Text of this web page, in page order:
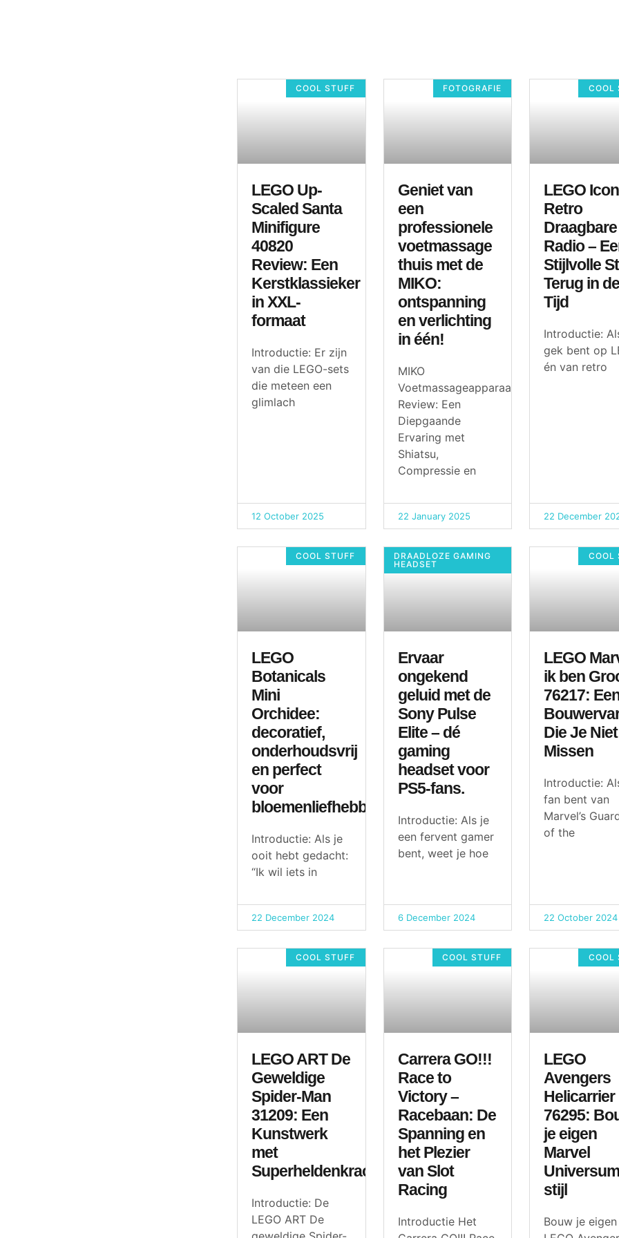
COOL STUFF
LEGO Up-
Scaled Santa
Minifigure
40820
Review: Een
Kerstklassieker
in XXL-
formaat
Introductie: Er zijn
van die LEGO-sets
die meteen een
glimlach
12 October 2025
FOTOGRAFIE
Geniet van
een
professionele
voetmassage
thuis met de
MIKO:
ontspanning
en verlichting
in één!
MIKO
Voetmassageapparaat
Review: Een
Diepgaande
Ervaring met
Shiatsu,
Compressie en
22 January 2025
COOL
LEGO
Retro
Draagbare
Radio –
Stijlvolle
Terug in de
Tijd
Introductie:
gek bent op
én van retro
22 December
COOL STUFF
LEGO
Botanicals
Mini
Orchidee:
decoratief,
onderhoudsvrij
en perfect
voor
bloemenliefhebbers.
Introductie: Als je
ooit hebt gedacht:
“Ik wil iets in
22 December 2024
DRAADLOZE GAMING
HEADSET
Ervaar
ongekend
geluid met de
Sony Pulse
Elite – dé
gaming
headset voor
PS5-fans.
Introductie: Als je
een fervent gamer
bent, weet je hoe
6 December 2024
COOL
LEGO
ik ben
76217:
Die Je
Missen
Introductie:
fan bent van
Marvel’s
of the
22 October 2024
COOL STUFF
LEGO ART De
Geweldige
Spider-Man
31209: Een
Kunstwerk
met
Superheldenkracht
Introductie: De
LEGO ART De
COOL STUFF
Carrera GO!!!
Race to
Victory –
Racebaan: De
Spanning en
het Plezier
van Slot
Racing
Introductie Het
COOL
LEGO
Avengers
Helicarrier
76295:
je eigen
Marvel
stijl
Bouw je eigen